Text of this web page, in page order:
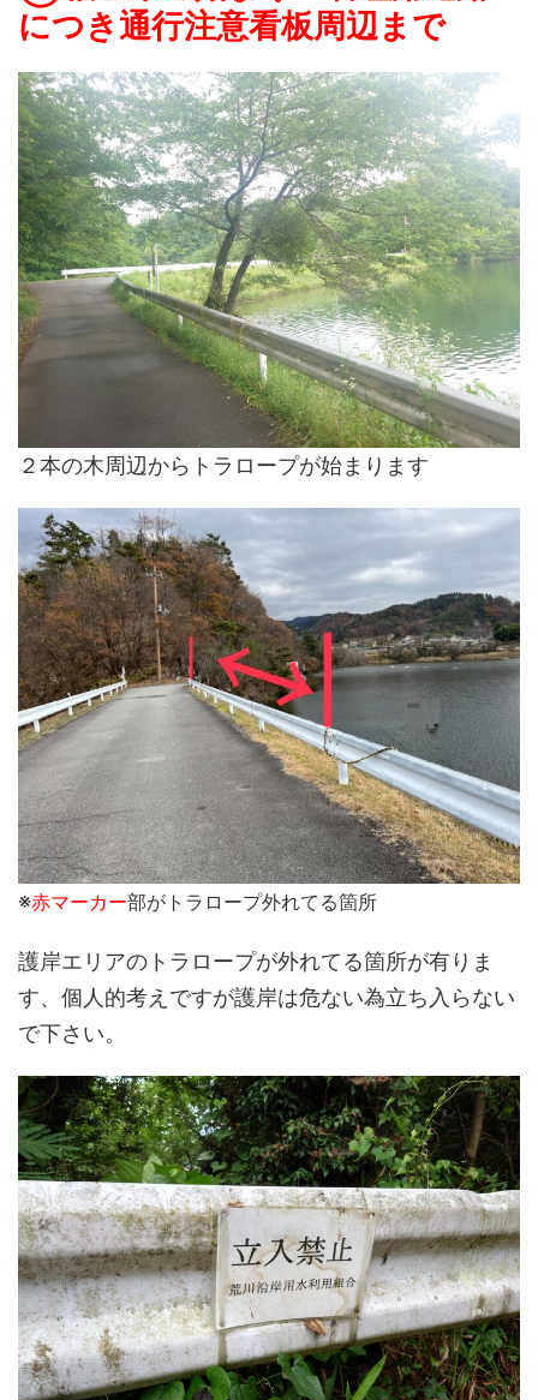
につき通行注意看板周辺まで
２本の木周辺からトラロープが始まります
※赤マーカー部がトラロープ外れてる箇所
護岸エリアのトラロープが外れてる箇所が有りま
す、個人的考えですが護岸は危ない為立ち入らない
で下さい。